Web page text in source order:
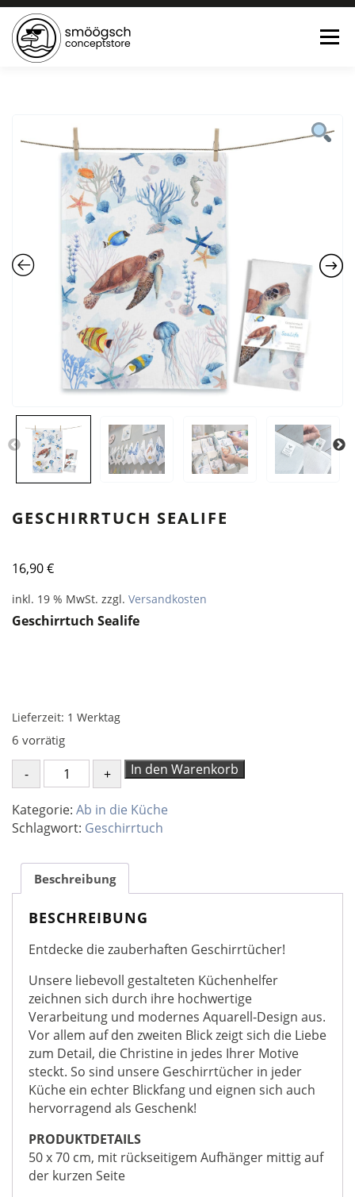
Menü
TEE:PAUSE KONTAKT 0 ARTIKEL
GESCHIRRTUCH SEALIFE
16,90€
inkl. 19 % MwSt. zzgl. Versandkosten
Geschirrtuch Sealife
Lieferzeit: 1 Werktag
6 vorrätig
Geschirrtuch
Sealife
Menge
In den Warenkorb
Kategorie: Ab in die Küche
Schlagwort: Geschirrtuch
Beschreibung
BESCHREIBUNG
Entdecke die zauberhaften Geschirrtücher!
Unsere liebevoll gestalteten Küchenhelfer
zeichnen sich durch ihre hochwertige
Verarbeitung und modernes Aquarell-Design aus.
Vor allem auf den zweiten Blick zeigt sich die Liebe
zum Detail, die Christine in jedes Ihrer Motive
steckt. So sind unsere Geschirrtücher in jeder
Küche ein echter Blickfang und eignen sich auch
hervorragend als Geschenk!
PRODUKTDETAILS
50 x 70 cm, mit rückseitigem Aufhänger mittig auf
der kurzen Seite